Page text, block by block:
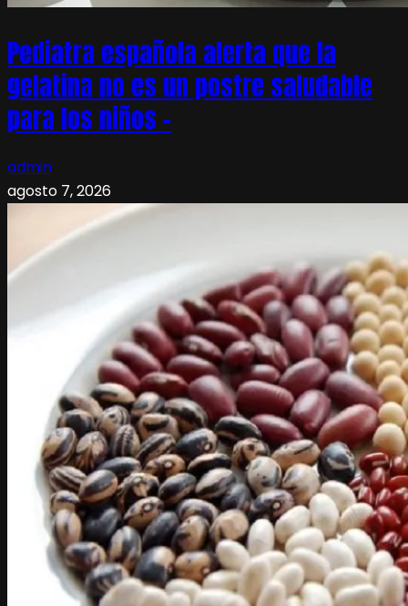
Pediatra española alerta que la
gelatina no es un postre saludable
para los niños –
admin
agosto 7, 2026